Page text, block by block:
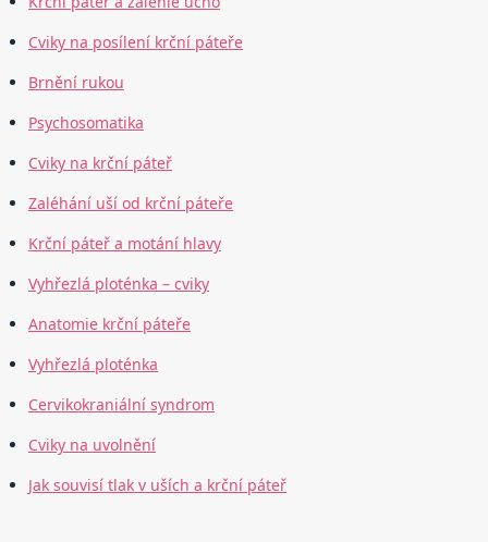
Cviky na posílení krční páteře
Brnění rukou
Psychosomatika
Cviky na krční páteř
Zaléhání uší od krční páteře
Krční páteř a motání hlavy
Vyhřezlá ploténka – cviky
Anatomie krční páteře
Vyhřezlá ploténka
Cervikokraniální syndrom
Cviky na uvolnění
Jak souvisí tlak v uších a krční páteř